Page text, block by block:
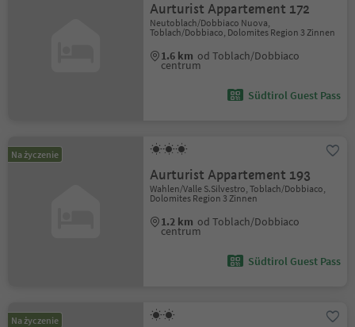
Aurturist Appartement 172
Neutoblach/Dobbiaco Nuova,
Toblach/Dobbiaco, Dolomites Region 3 Zinnen
1.6 km od Toblach/Dobbiaco
centrum
Südtirol Guest Pass
Na życzenie
Aurturist Appartement 193
Wahlen/Valle S.Silvestro, Toblach/Dobbiaco,
Dolomites Region 3 Zinnen
1.2 km od Toblach/Dobbiaco
centrum
Südtirol Guest Pass
Na życzenie